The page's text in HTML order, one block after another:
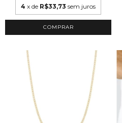
4 x de R$33,73 sem juros
COMPRAR